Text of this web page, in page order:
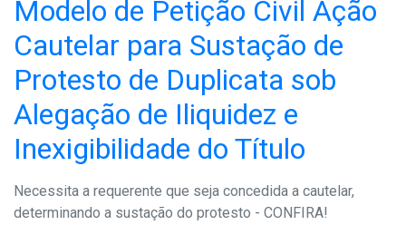
Modelo de Petição Civil Ação
Cautelar para Sustação de
Protesto de Duplicata sob
Alegação de Iliquidez e
Inexigibilidade do Título
Necessita a requerente que seja concedida a cautelar,
determinando a sustação do protesto - CONFIRA!